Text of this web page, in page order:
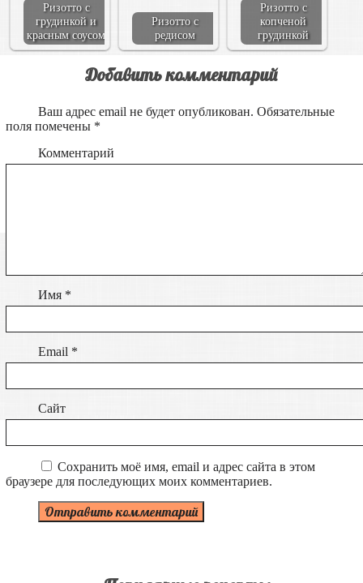
Ризотто с
грудинкой и
красным соусом
Ризотто с
редисом
Ризотто с
копченой
грудинкой
Добавить комментарий
Ваш адрес email не будет опубликован. Обязательные
поля помечены *
Комментарий
Имя *
Email *
Сайт
Сохранить моё имя, email и адрес сайта в этом
браузере для последующих моих комментариев.